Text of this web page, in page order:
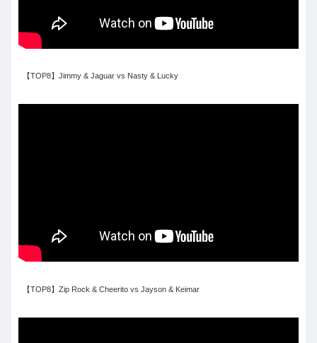
【TOP8】Jimmy & Jaguar vs Nasty & Lucky
【TOP8】Zip Rock & Cheerito vs Jayson & Keimar